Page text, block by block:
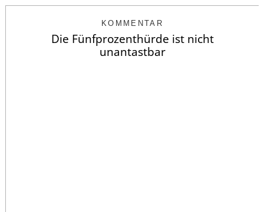
KOMMENTAR
Die Fünfprozenthürde ist nicht
unantastbar